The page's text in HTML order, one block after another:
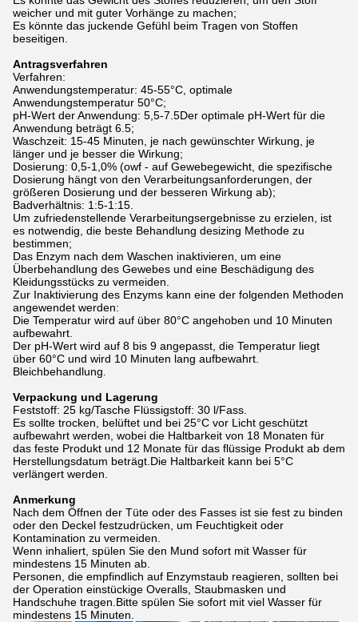
weicher und mit guter Vorhänge zu machen;
Es könnte das juckende Gefühl beim Tragen von Stoffen
beseitigen.
Antragsverfahren
Verfahren:
Anwendungstemperatur: 45-55°C, optimale
Anwendungstemperatur 50°C;
pH-Wert der Anwendung: 5,5-7.5Der optimale pH-Wert für die
Anwendung beträgt 6.5;
Waschzeit: 15-45 Minuten, je nach gewünschter Wirkung, je
länger und je besser die Wirkung;
Dosierung: 0,5-1,0% (owf - auf Gewebegewicht, die spezifische
Dosierung hängt von den Verarbeitungsanforderungen, der
größeren Dosierung und der besseren Wirkung ab);
Badverhältnis: 1:5-1:15.
Um zufriedenstellende Verarbeitungsergebnisse zu erzielen, ist
es notwendig, die beste Behandlung desizing Methode zu
bestimmen;
Das Enzym nach dem Waschen inaktivieren, um eine
Überbehandlung des Gewebes und eine Beschädigung des
Kleidungsstücks zu vermeiden.
Zur Inaktivierung des Enzyms kann eine der folgenden Methoden
angewendet werden:
Die Temperatur wird auf über 80°C angehoben und 10 Minuten
aufbewahrt.
Der pH-Wert wird auf 8 bis 9 angepasst, die Temperatur liegt
über 60°C und wird 10 Minuten lang aufbewahrt.
Bleichbehandlung.
Verpackung und Lagerung
Feststoff: 25 kg/Tasche Flüssigstoff: 30 l/Fass.
Es sollte trocken, belüftet und bei 25°C vor Licht geschützt
aufbewahrt werden, wobei die Haltbarkeit von 18 Monaten für
das feste Produkt und 12 Monate für das flüssige Produkt ab dem
Herstellungsdatum beträgt.Die Haltbarkeit kann bei 5°C
verlängert werden.
Anmerkung
Nach dem Öffnen der Tüte oder des Fasses ist sie fest zu binden
oder den Deckel festzudrücken, um Feuchtigkeit oder
Kontamination zu vermeiden.
Wenn inhaliert, spülen Sie den Mund sofort mit Wasser für
mindestens 15 Minuten ab.
Personen, die empfindlich auf Enzymstaub reagieren, sollten bei
der Operation einstückige Overalls, Staubmasken und
Handschuhe tragen.Bitte spülen Sie sofort mit viel Wasser für
mindestens 15 Minuten.